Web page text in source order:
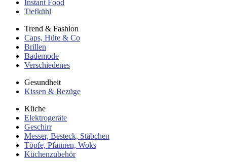
Instant Food
Tiefkühl
Trend & Fashion
Caps, Hüte & Co
Brillen
Bademode
Verschiedenes
Gesundheit
Kissen & Bezüge
Küche
Elektrogeräte
Geschirr
Messer, Besteck, Stäbchen
Töpfe, Pfannen, Woks
Küchenzubehör